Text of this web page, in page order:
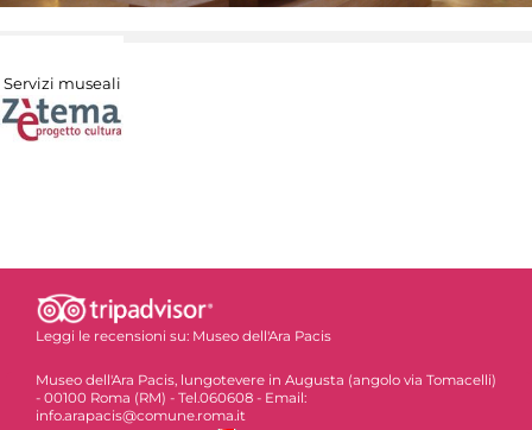
Servizi museali
Leggi le recensioni su: Museo dell'Ara Pacis
Museo dell'Ara Pacis, lungotevere in Augusta (angolo via Tomacelli)
- 00100 Roma (RM) - Tel.060608 - Email:
info.arapacis@comune.roma.it